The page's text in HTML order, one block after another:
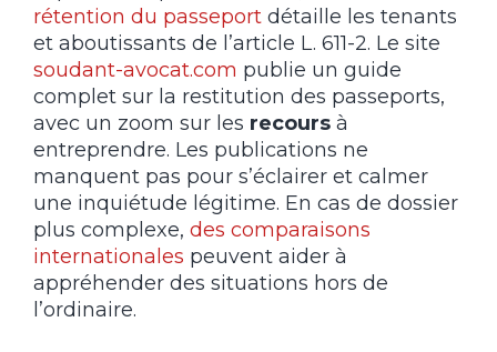
rétention du passeport détaille les tenants
et aboutissants de l’article L. 611-2. Le site
soudant-avocat.com publie un guide
complet sur la restitution des passeports,
avec un zoom sur les recours à
entreprendre. Les publications ne
manquent pas pour s’éclairer et calmer
une inquiétude légitime. En cas de dossier
plus complexe, des comparaisons
internationales peuvent aider à
appréhender des situations hors de
l’ordinaire.